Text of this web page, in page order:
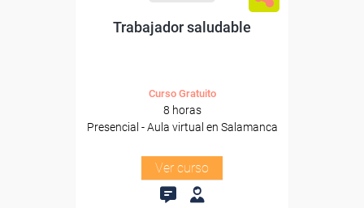
Trabajador saludable
Curso Gratuito
8 horas
Presencial - Aula virtual en Salamanca
Ver curso